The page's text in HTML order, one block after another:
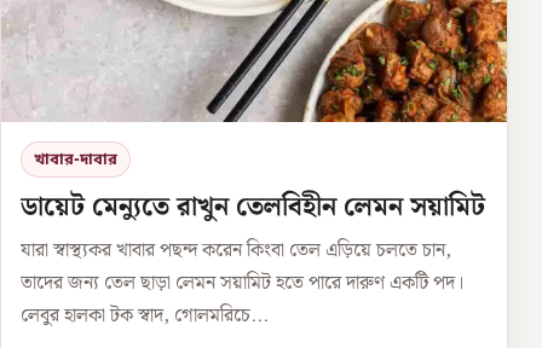
খাবার-দাবার
ডায়েট মেন্যুতে রাখুন তেলবিহীন লেমন সয়ামিট
যারা স্বাস্থ্যকর খাবার পছন্দ করেন কিংবা তেল এড়িয়ে চলতে চান,
তাদের জন্য তেল ছাড়া লেমন সয়ামিট হতে পারে দারুণ একটি পদ।
লেবুর হালকা টক স্বাদ, গোলমরিচে...